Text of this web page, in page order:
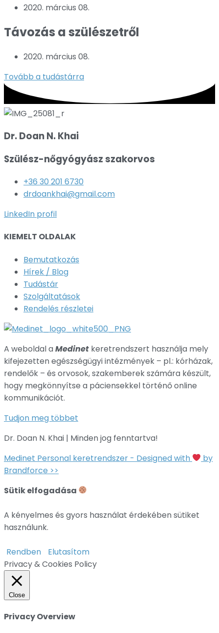
2020. március 08.
Távozás a szülészetről
2020. március 08.
Tovább a tudástárra
Dr. Doan N. Khai
Szülész-nőgyógyász szakorvos
+36 30 201 6730
drdoankhai@gmail.com
LinkedIn profil
KIEMELT OLDALAK
Bemutatkozás
Hírek / Blog
Tudástár
Szolgáltatások
Rendelés részletei
A weboldal aMedinet keretrendszert használja mely
kifejezetten egészségügyi intézmények – pl.: kórházak,
rendelők – és orvosok, szakemberek számára készült,
hogy megkönnyítse a páciensekkel történő online
kommunikációt.
Tudjon meg többet
Dr. Doan N. Khai | Minden jog fenntartva!
Medinet Personal keretrendszer - Designed with
by
Brandforce >>
Sütik elfogadása
A kényelmes és gyors használat érdekében sütiket
használunk.
Rendben
Elutasítom
Privacy & Cookies Policy
Close
Privacy Overview